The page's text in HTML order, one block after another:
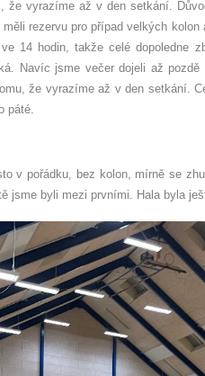
že vyrazíme až v den setkání.
rezervu pro případ velkých
14 hodin, takže celé dopoledne
Navíc jsme večer dojeli až
že vyrazíme až v den setkání.
páté.
v pořádku, bez kolon, mírně se
jsme byli mezi prvními. Hala byla